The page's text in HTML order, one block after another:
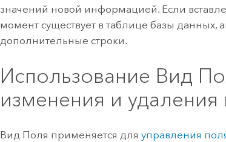
значений новой информацией. Если
момент существует в таблице базы данных,
дополнительные строки.
Использование Вид
изменения и удаления
Вид Поля применяется дляуправления